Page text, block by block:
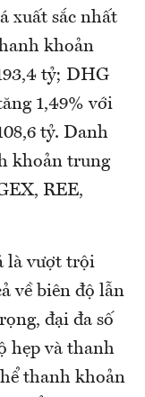
xuất sắc nhất
khoản
tỷ; DHG
1,49% với
tỷ. Danh
khoản trung
REE,
là vượt trội
về biên độ lẫn
đại đa số
hẹp và thanh
thanh khoản